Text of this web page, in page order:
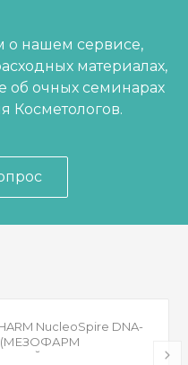
о нашем сервисе,
материалах,
об очных семинарах
Косметологов.
NucleoSpire DNA-
(МЕЗОФАРМ
ДНА РНА 2 %)